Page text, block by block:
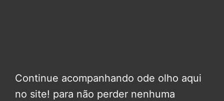
Continue acompanhando ode olho aqui
no site! para não perder nenhuma